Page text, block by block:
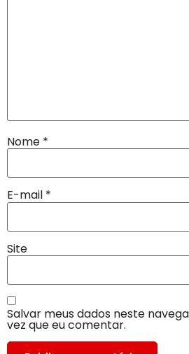
Nome *
E-mail *
Site
Salvar meus dados neste
vez que eu comentar.